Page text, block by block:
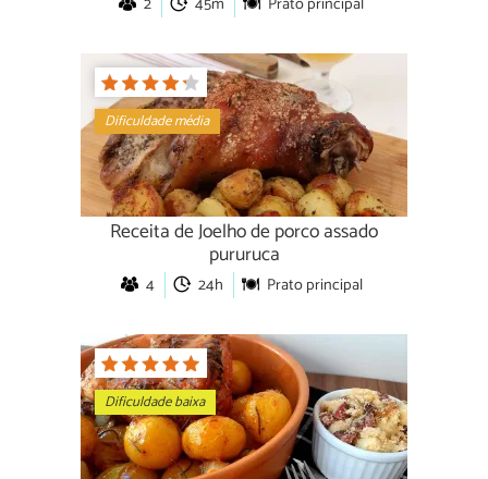
Dificuldade média
Receita de Joelho de porco assado
pururuca
4 24h Prato principal
Dificuldade baixa